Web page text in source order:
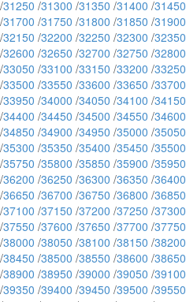
/31250 /31300 /31350 /31400 /31450
/31700 /31750 /31800 /31850 /31900
/32150 /32200 /32250 /32300 /32350
/32600 /32650 /32700 /32750 /32800
/33050 /33100 /33150 /33200 /33250
/33500 /33550 /33600 /33650 /33700
/33950 /34000 /34050 /34100 /34150
/34400 /34450 /34500 /34550 /34600
/34850 /34900 /34950 /35000 /35050
/35300 /35350 /35400 /35450 /35500
/35750 /35800 /35850 /35900 /35950
/36200 /36250 /36300 /36350 /36400
/36650 /36700 /36750 /36800 /36850
/37100 /37150 /37200 /37250 /37300
/37550 /37600 /37650 /37700 /37750
/38000 /38050 /38100 /38150 /38200
/38450 /38500 /38550 /38600 /38650
/38900 /38950 /39000 /39050 /39100
/39350 /39400 /39450 /39500 /39550